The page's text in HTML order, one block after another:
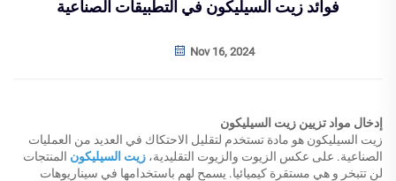
فوائد زيت السيليكون في التطبيقات الصناعية
Nov 16, 2024
إدخال مواد تزيين زيت السيليكون
زيت السيليكون هو مادة تستخدم لتقليل الاحتكاك في العديد من العمليات
الصناعية. على عكس الزيوت والزيوت التقليدية، زيت السيليكون المنتجات
لن تتبخر و هي مستقرة كيميائيا. يسمح لهم باستخدامها في سيناريوهات